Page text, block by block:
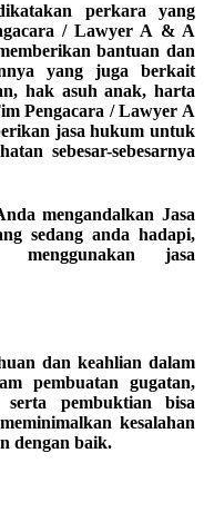
perkara yang
/ Lawyer A & A
bantuan dan
yang juga berkait
hak asuh anak, harta
Pengacara / Lawyer A
jasa hukum untuk
sebesar-sebesarnya
mengandalkan Jasa
sedang anda hadapi,
menggunakan jasa
dan keahlian dalam
pembuatan gugatan,
pembuktian bisa
kesalahan
dengan baik.